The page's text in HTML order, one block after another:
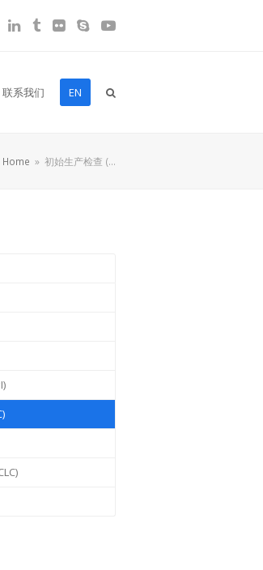
LinkedIn
Tumblr
FlickrSkypeYouTube
联系我们 EN
Home » 初始生产检查 (…